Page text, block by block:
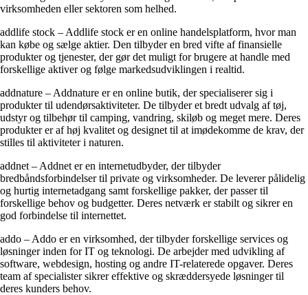
virksomheden eller sektoren som helhed.
addlife stock – Addlife stock er en online handelsplatform, hvor man
kan købe og sælge aktier. Den tilbyder en bred vifte af finansielle
produkter og tjenester, der gør det muligt for brugere at handle med
forskellige aktiver og følge markedsudviklingen i realtid.
addnature – Addnature er en online butik, der specialiserer sig i
produkter til udendørsaktiviteter. De tilbyder et bredt udvalg af tøj,
udstyr og tilbehør til camping, vandring, skiløb og meget mere. Deres
produkter er af høj kvalitet og designet til at imødekomme de krav, der
stilles til aktiviteter i naturen.
addnet – Addnet er en internetudbyder, der tilbyder
bredbåndsforbindelser til private og virksomheder. De leverer pålidelig
og hurtig internetadgang samt forskellige pakker, der passer til
forskellige behov og budgetter. Deres netværk er stabilt og sikrer en
god forbindelse til internettet.
addo – Addo er en virksomhed, der tilbyder forskellige services og
løsninger inden for IT og teknologi. De arbejder med udvikling af
software, webdesign, hosting og andre IT-relaterede opgaver. Deres
team af specialister sikrer effektive og skræddersyede løsninger til
deres kunders behov.